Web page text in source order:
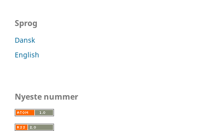
Sprog
Dansk
English
Nyeste nummer